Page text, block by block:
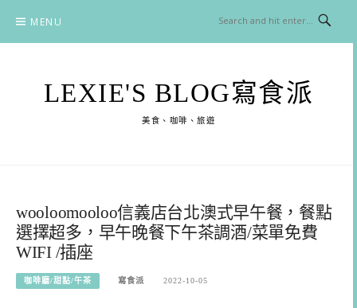
content
MENU
LEXIE'S BLOG寫食派
美食、咖啡、旅遊
wooloomooloo信義店台北澳式早午餐，餐點
選擇超多，早午晚餐下午茶調酒/菜單免費
WIFI /插座
咖啡廳/甜點/午茶 寫食派 2022-10-05